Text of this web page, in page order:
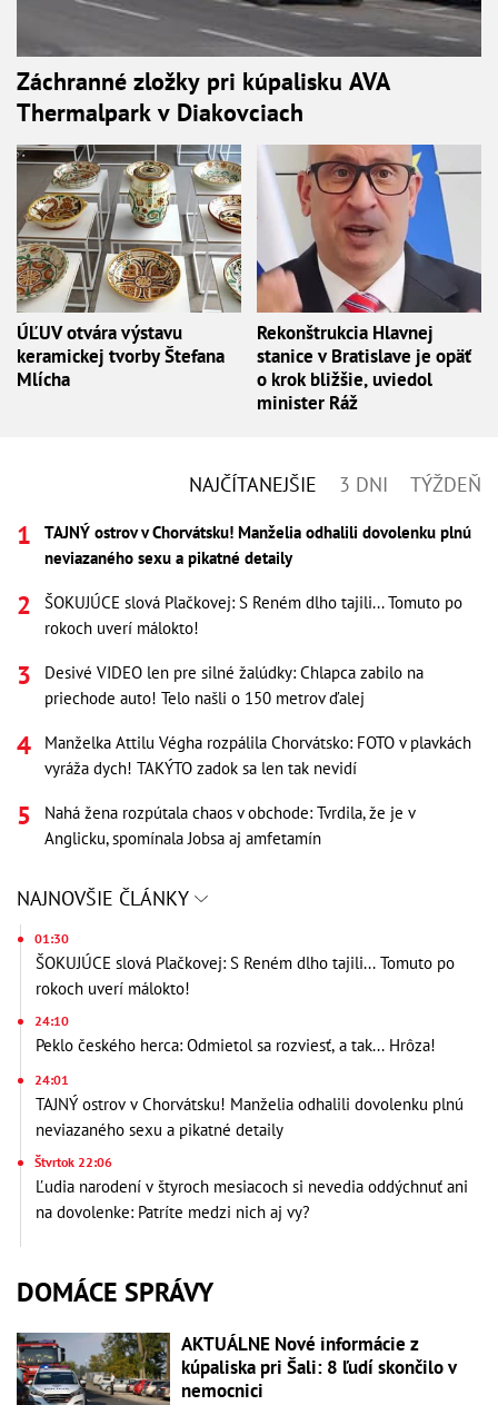
Záchranné zložky pri kúpalisku AVA
Thermalpark v Diakovciach
ÚĽUV otvára výstavu
keramickej tvorby Štefana
Mlícha
Rekonštrukcia Hlavnej
stanice v Bratislave je opäť
o krok bližšie, uviedol
minister Ráž
NAJČÍTANEJŠIE 3 DNI TÝŽDEŇ
TAJNÝ ostrov v Chorvátsku! Manželia odhalili dovolenku plnú
neviazaného sexu a pikatné detaily
ŠOKUJÚCE slová Plačkovej: S Reném dlho tajili... Tomuto po
rokoch uverí málokto!
Desivé VIDEO len pre silné žalúdky: Chlapca zabilo na
priechode auto! Telo našli o 150 metrov ďalej
Manželka Attilu Végha rozpálila Chorvátsko: FOTO v plavkách
vyráža dych! TAKÝTO zadok sa len tak nevidí
Nahá žena rozpútala chaos v obchode: Tvrdila, že je v
Anglicku, spomínala Jobsa aj amfetamín
NAJNOVŠIE ČLÁNKY
01:30
ŠOKUJÚCE slová Plačkovej: S Reném dlho tajili... Tomuto po
rokoch uverí málokto!
24:10
Peklo českého herca: Odmietol sa rozviesť, a tak... Hrôza!
24:01
TAJNÝ ostrov v Chorvátsku! Manželia odhalili dovolenku plnú
neviazaného sexu a pikatné detaily
Štvrtok 22:06
Ľudia narodení v štyroch mesiacoch si nevedia oddýchnuť ani
na dovolenke: Patríte medzi nich aj vy?
DOMÁCE SPRÁVY
AKTUÁLNE Nové informácie z
kúpaliska pri Šali: 8 ľudí skončilo v
nemocnici